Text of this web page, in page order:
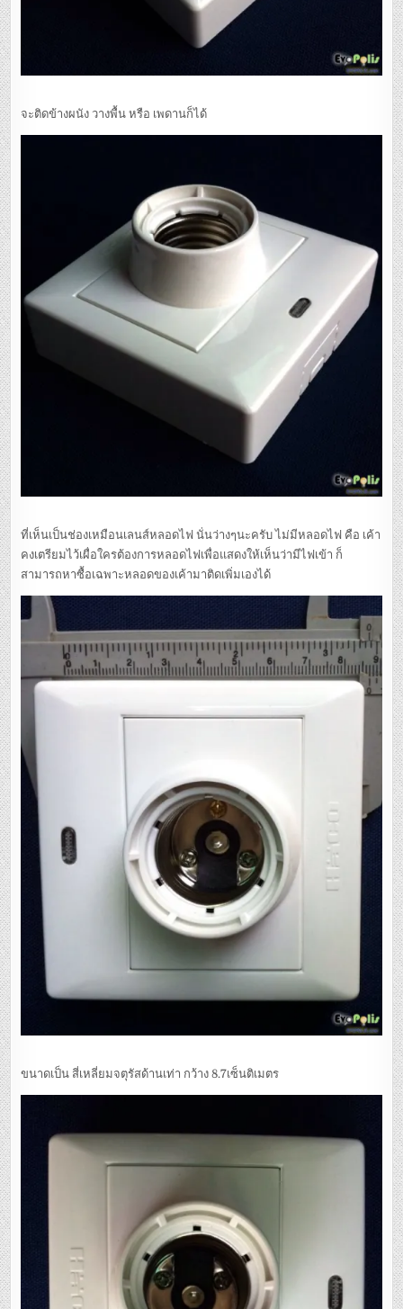
จะติดข้างผนัง วางพื้น หรือ เพดานก็ได้
ที่เห็นเป็นช่องเหมือนเลนส์หลอดไฟ นั่นว่างๆนะครับ ไม่มีหลอดไฟ คือ เค้า
คงเตรียมไว้เผื่อใครต้องการหลอดไฟเพื่อแสดงให้เห็นว่ามีไฟเข้า ก็
สามารถหาซื้อเฉพาะหลอดของเค้ามาติดเพิ่มเองได้
ขนาดเป็น สี่เหลี่ยมจตุรัสด้านเท่า กว้าง 8.7เซ็นติเมตร